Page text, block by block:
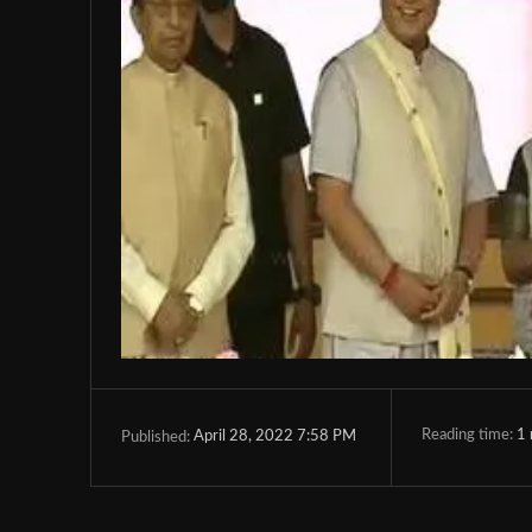
Published: April 28, 2022 7:58 PM Reading time: 1